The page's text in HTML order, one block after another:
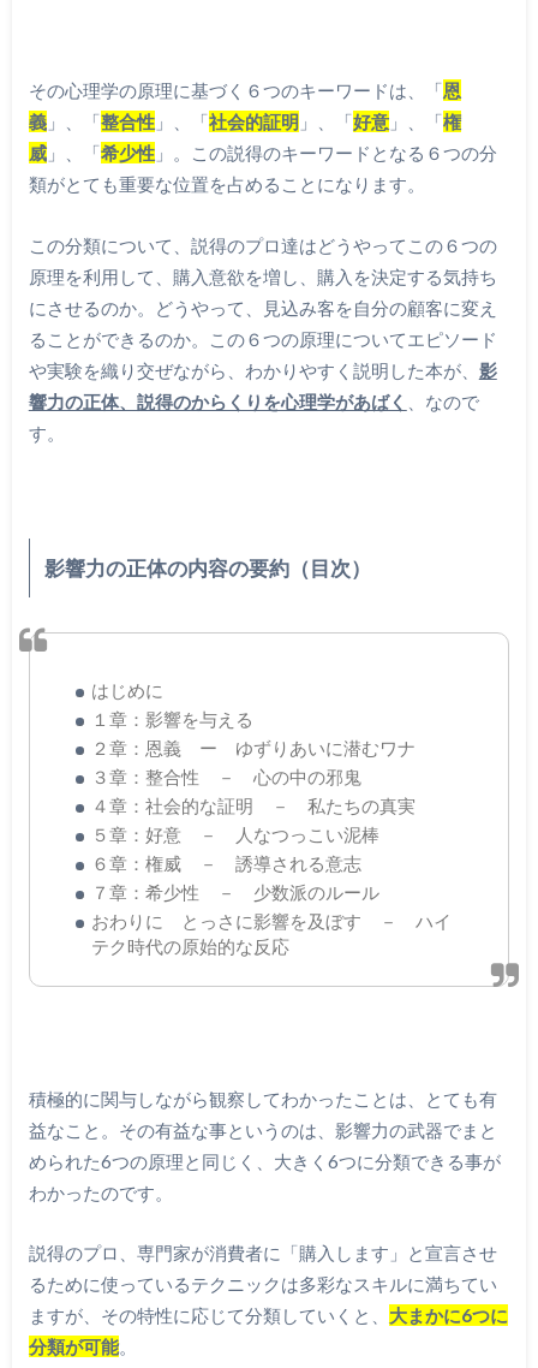
その心理学の原理に基づく６つのキーワードは、「恩
義」、「整合性」、「社会的証明 」、「好意」、「権
威」、「希少性」。この説得のキーワードとなる６つの分
類がとても重要な位置を占めることになります。
この分類について、説得のプロ達はどうやってこの６つの
原理を利用して、購入意欲を増し、購入を決定する気持ち
にさせるのか。どうやって、見込み客を自分の顧客に変え
ることができるのか。この６つの原理についてエピソード
や実験を織り交ぜながら、わかりやすく説明した本が、 影
響力の正体、説得のからくりを心理学があばく
、なので
す。
影響力の正体の内容の要約（目次）
はじめに
１章：影響を与える
２章：恩義 ー ゆずりあいに潜むワナ
３章：整合性 － 心の中の邪鬼
４章：社会的な証明 － 私たちの真実
５章：好意 － 人なつっこい泥棒
６章：権威 － 誘導される意志
７章：希少性 － 少数派のルール
おわりに とっさに影響を及ぼす － ハイ
テク時代の原始的な反応
積極的に関与しながら観察してわかったことは、とても有
益なこと。その有益な事というのは、影響力の武器でまと
められた6つの原理と同じく、大きく6つに分類できる事が
わかったのです。
説得のプロ、専門家が消費者に「購入します」と宣言させ
るために使っているテクニックは多彩なスキルに満ちてい
ますが、その特性に応じて分類していくと、 大まかに6つに
分類が可能。